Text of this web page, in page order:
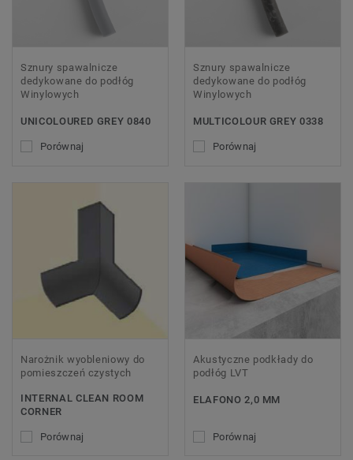
Sznury spawalnicze
dedykowane do podłóg
Winylowych
UNICOLOURED GREY 0840
Porównaj
Sznury spawalnicze
dedykowane do podłóg
Winylowych
MULTICOLOUR GREY 0338
Porównaj
Narożnik wyobleniowy do
pomieszczeń czystych
INTERNAL CLEAN ROOM
CORNER
Porównaj
Akustyczne podkłady do
podłóg LVT
ELAFONO 2,0 MM
Porównaj